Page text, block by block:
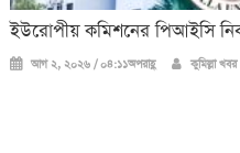
ইউরোপীয় কমিশনের পিআইসি
আগ ২, ২০২৬ / ০৪:১১অপরাহ্ণ কুমিল্লা খবর